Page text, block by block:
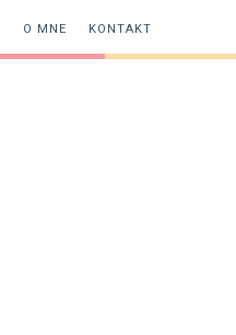
O MNE KONTAKT